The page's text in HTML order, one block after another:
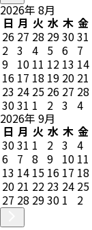
2026年 8月
日 月 火 水 木 金
26 27 28 293031
2 3 4 5 6 7
9 10 11 12 13 14
16 17 18 19 20 21
23 24 25 26 27 28
3031 1 2 3 4
2026年 9月
日 月 火 水 木 金
3031 1 2 3 4
6 7 8 9 10 11
13 14 15 16 17 18
20 21 22 23 24 25
27 28 2930 1 2